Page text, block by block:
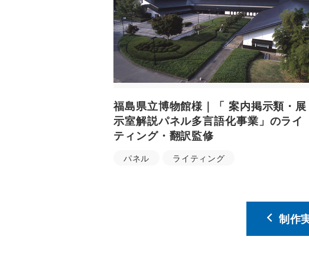
福島県立博物館様｜「 案内掲示類・展
示室解説パネル多言語化事業」のライ
ティング・翻訳監修
パネル ライティング
制作